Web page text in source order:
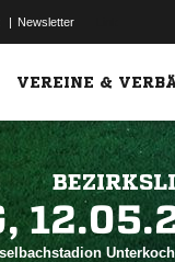
| Newsletter
VEREINE &